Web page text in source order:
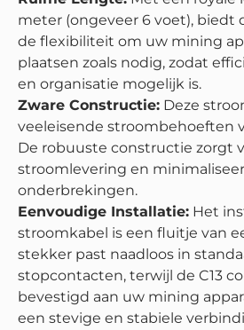
meter (ongeveer 6 voet), biedt
de flexibiliteit om uw mining
plaatsen zoals nodig, zodat
en organisatie mogelijk is.
Zware Constructie: Deze
veeleisende stroombehoeften
De robuuste constructie zorgt
stroomlevering en
onderbrekingen.
Eenvoudige Installatie: Het
stroomkabel is een fluitje van
stekker past naadloos in
stopcontacten, terwijl de C13
bevestigd aan uw mining
een stevige en stabiele